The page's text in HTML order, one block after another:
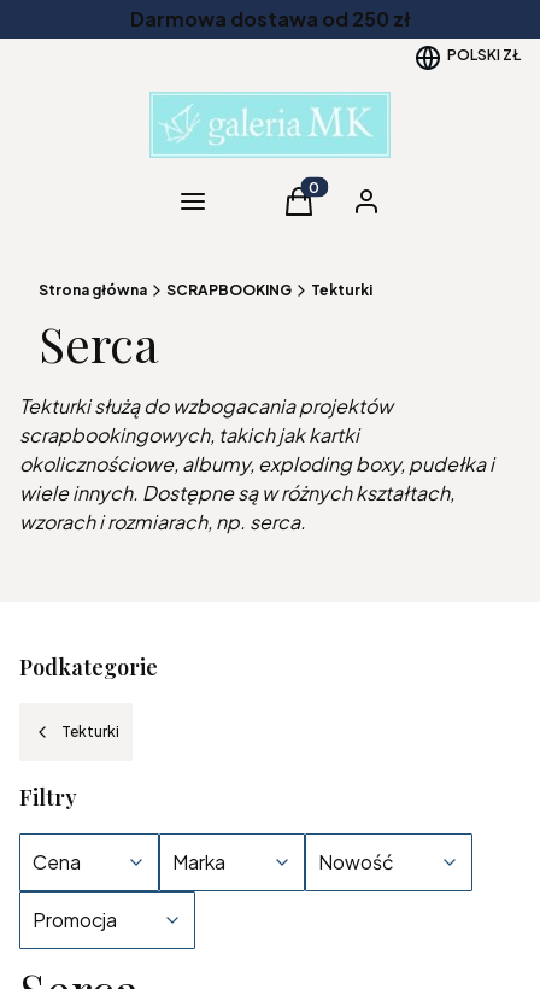
Darmowa dostawa od 250 zł
POLSKI ZŁ
Kategorie Produkty w koszyku: 0.
Koszyk Zaloguj się
Strona główna SCRAPBOOKING Tekturki
Serca
Tekturki służą do wzbogacania projektów
scrapbookingowych, takich jak kartki
okolicznościowe, albumy, exploding boxy, pudełka i
wiele innych. Dostępne są w różnych kształtach,
wzorach i rozmiarach, np. serca.
Podkategorie
Tekturki
Filtry
Cena Marka Nowość
Promocja
Koniec filtrów